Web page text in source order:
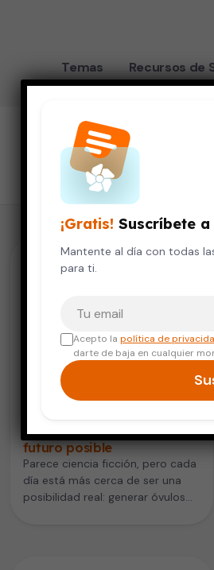
Temas Recursos de
Salud de la Mujer
con células de piel: un
futuro posible
Parece ciencia ficción, pero cada
día está más cerca de ser una
posibilidad real: generar óvulos
¡Gratis! Suscríbete
Mantente al día con todas
para ti.
Acepto lapolítica de
darte de baja en cualquier